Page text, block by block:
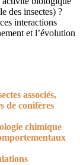
des insectes) ?
interactions
et l’évolution
associés,
de conifères
chimique